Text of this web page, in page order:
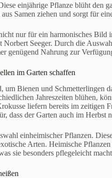
einjährige Pflanze blüht den
Samen ziehen und sorgt für
nur für ein harmonisches Bild
Seeger. Durch die
genügend Nahrung zur
im Garten schaffen
um Bienen und Schmetterlingen
Jahreszeiten blühen,
liefern bereits im zeitigen
dass der Garten auch im Herbst
einheimischer Pflanzen.
Arten. Heimische
sie besonders pflegeleicht